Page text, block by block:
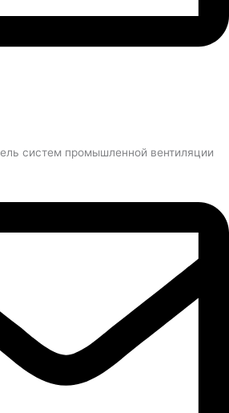
систем промышленной вентиляции